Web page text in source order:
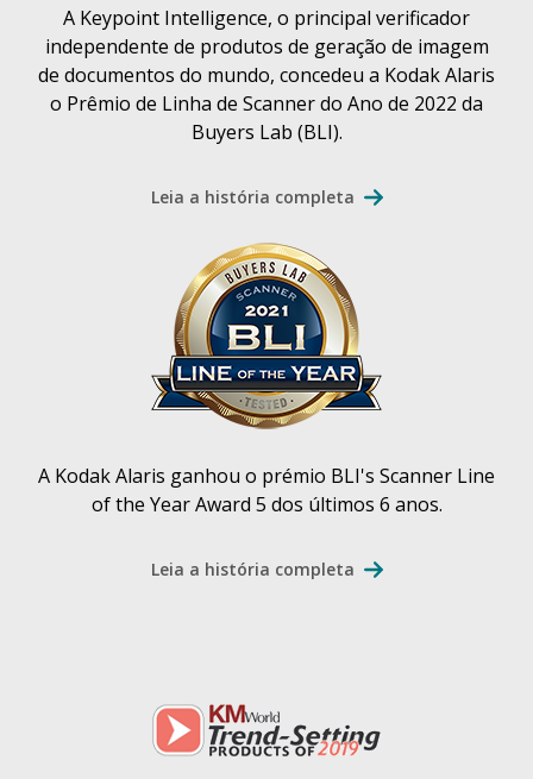
A Keypoint Intelligence, o principal verificador
independente de produtos de geração de imagem
de documentos do mundo, concedeu a Kodak Alaris
o Prêmio de Linha de Scanner do Ano de 2022 da
Buyers Lab (BLI).
Leia a história completa
A Kodak Alaris ganhou o prémio BLI's Scanner Line
of the Year Award 5 dos últimos 6 anos.
Leia a história completa